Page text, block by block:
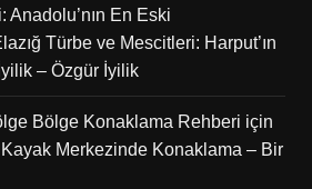
Anadolu’nın En Eski
Türbe ve Mescitleri: Harput’ın
– Özgür İyilik
Bölge Konaklama Rehberi için
Merkezinde Konaklama – Bir